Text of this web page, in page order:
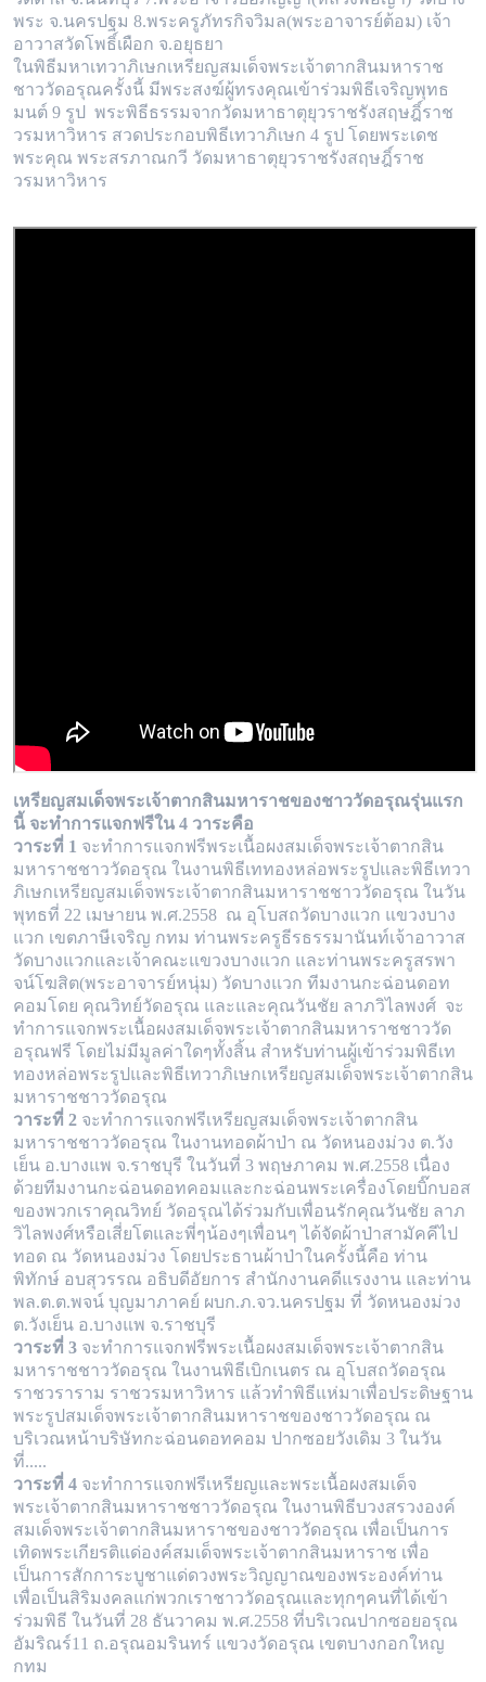
พระ จ.นครปฐม 8.พระครูภัทรกิจวิมล(พระอาจารย์ต้อม) เจ้า
อาวาสวัดโพธิ์เผือก จ.อยุธยา
ในพิธีมหาเทวาภิเษกเหรียญสมเด็จพระเจ้าตากสินมหาราช
ชาววัดอรุณครั้งนี้ มีพระสงฆ์ผู้ทรงคุณเข้าร่วมพิธีเจริญพุทธ
มนต์ 9 รูป พระพิธีธรรมจากวัดมหาธาตุยุวราชรังสฤษฎิ์ราช
วรมหาวิหาร สวดประกอบพิธีเทวาภิเษก 4 รูป โดยพระเดช
พระคุณ พระสรภาณกวี วัดมหาธาตุยุวราชรังสฤษฎิ์ราช
วรมหาวิหาร
เหรียญสมเด็จพระเจ้าตากสินมหาราชของชาววัดอรุณรุ่นแรก
นี้ จะทำการแจกฟรีใน 4 วาระคือ
วาระที่ 1 จะทำการแจกฟรีพระเนื้อผงสมเด็จพระเจ้าตากสิน
มหาราชชาววัดอรุณ ในงานพิธีเททองหล่อพระรูปและพิธีเทวา
ภิเษกเหรียญสมเด็จพระเจ้าตากสินมหาราชชาววัดอรุณ ในวัน
พุทธที่ 22 เมษายน พ.ศ.2558 ณ อุโบสถวัดบางแวก แขวงบาง
แวก เขตภาษีเจริญ กทม ท่านพระครูธีรธรรมานันท์เจ้าอาวาส
วัดบางแวกและเจ้าคณะแขวงบางแวก และท่านพระครูสรพา
จน์โฆสิต(พระอาจารย์หนุ่ม) วัดบางแวก ทีมงานกะฉ่อนดอท
คอมโดย คุณวิทย์วัดอรุณ และและคุณวันชัย ลาภวิไลพงศ์ จะ
ทำการแจกพระเนื้อผงสมเด็จพระเจ้าตากสินมหาราชชาววัด
อรุณฟรี โดยไม่มีมูลค่าใดๆทั้งสิ้น สำหรับท่านผู้เข้าร่วมพิธีเท
ทองหล่อพระรูปและพิธีเทวาภิเษกเหรียญสมเด็จพระเจ้าตากสิน
มหาราชชาววัดอรุณ
วาระที่ 2 จะทำการแจกฟรีเหรียญสมเด็จพระเจ้าตากสิน
มหาราชชาววัดอรุณ ในงานทอดผ้าป่า ณ วัดหนองม่วง ต.วัง
เย็น อ.บางแพ จ.ราชบุรี ในวันที่ 3 พฤษภาคม พ.ศ.2558 เนื่อง
ด้วยทีมงานกะฉ่อนดอทคอมและกะฉ่อนพระเครื่องโดยบิ๊กบอส
ของพวกเราคุณวิทย์ วัดอรุณได้ร่วมกับเพื่อนรักคุณวันชัย ลาภ
วิไลพงศ์หรือเสี่ยโตและพี่ๆน้องๆเพื่อนๆ ได้จัดผ้าป่าสามัคคีไป
ทอด ณ วัดหนองม่วง โดยประธานผ้าป่าในครั้งนี้คือ ท่าน
พิทักษ์ อบสุวรรณ อธิบดีอัยการ สำนักงานคดีแรงงาน และท่าน
พล.ต.ต.พจน์ บุญมาภาคย์ ผบก.ภ.จว.นครปฐม ที่ วัดหนองม่วง
ต.วังเย็น อ.บางแพ จ.ราชบุรี
วาระที่ 3 จะทำการแจกฟรีพระเนื้อผงสมเด็จพระเจ้าตากสิน
มหาราชชาววัดอรุณ ในงานพิธีเบิกเนตร ณ อุโบสถวัดอรุณ
ราชวราราม ราชวรมหาวิหาร แล้วทำพิธีแห่มาเพื่อประดิษฐาน
พระรูปสมเด็จพระเจ้าตากสินมหาราชของชาววัดอรุณ ณ
บริเวณหน้าบริษัทกะฉ่อนดอทคอม ปากซอยวังเดิม 3 ในวัน
ที่.....
วาระที่ 4 จะทำการแจกฟรีเหรียญและพระเนื้อผงสมเด็จ
พระเจ้าตากสินมหาราชชาววัดอรุณ ในงานพิธีบวงสรวงองค์
สมเด็จพระเจ้าตากสินมหาราชของชาววัดอรุณ เพื่อเป็นการ
เทิดพระเกียรติแด่องค์สมเด็จพระเจ้าตากสินมหาราช เพื่อ
เป็นการสักการะบูชาแด่ดวงพระวิญญาณของพระองค์ท่าน
เพื่อเป็นสิริมงคลแก่พวกเราชาววัดอรุณและทุกๆคนที่ได้เข้า
ร่วมพิธี ในวันที่ 28 ธันวาคม พ.ศ.2558 ที่บริเวณปากซอยอรุณ
อัมริณร์11 ถ.อรุณอมรินทร์ แขวงวัดอรุณ เขตบางกอกใหญ
กทม